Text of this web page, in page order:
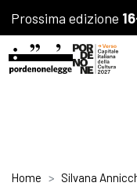
Prossima edizione
Home Silvana